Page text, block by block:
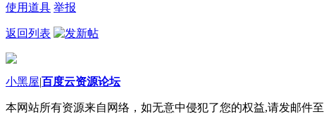
使用道具 举报
返回列表
小黑屋|百度云资源论坛
本网站所有资源来自网络，如无意中侵犯了您的权益,请发邮件至